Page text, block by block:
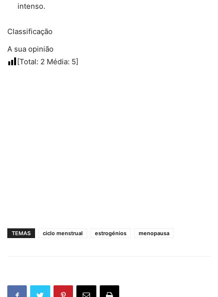
intenso.
Classificação
A sua opinião
[Total: 2 Média: 5]
TEMAS ciclo menstrual estrogénios menopausa